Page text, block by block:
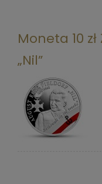
Moneta 10
„Nil”